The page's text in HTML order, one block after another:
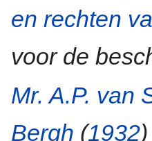
en rechten
voor de
Mr. A.P. van
Bergh (1932)